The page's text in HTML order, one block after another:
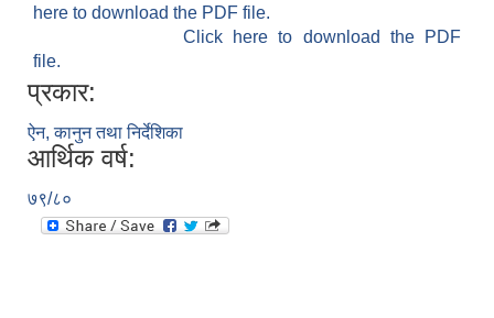
here to download the PDF file.
Click here to download the PDF
file.
प्रकार:
ऐन, कानुन तथा निर्देशिका
आर्थिक वर्ष:
७९/८०